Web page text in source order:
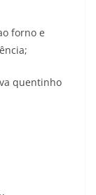
e
quentinho